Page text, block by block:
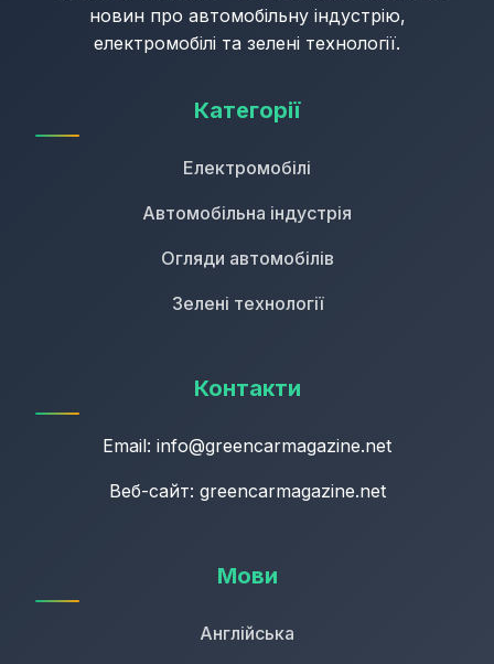
новин про автомобільну індустрію,
електромобілі та зелені технології.
Категорії
Електромобілі
Автомобільна індустрія
Огляди автомобілів
Зелені технології
Контакти
Email: info@greencarmagazine.net
Веб-сайт: greencarmagazine.net
Мови
Англійська